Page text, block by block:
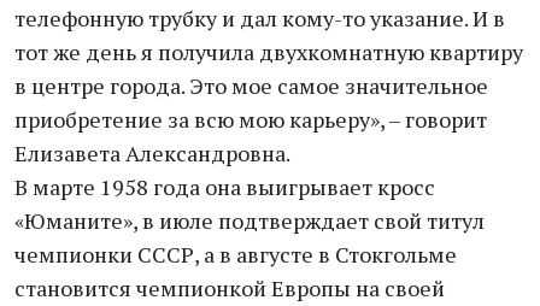
телефонную трубку и дал кому-то указание. И в
тот же день я получила двухкомнатную квартиру
в центре города. Это мое самое значительное
приобретение за всю мою карьеру», – говорит
Елизавета Александровна.
В марте 1958 года она выигрывает кросс
«Юманите», в июле подтверждает свой титул
чемпионки СССР, а в августе в Стокгольме
становится чемпионкой Европы на своей